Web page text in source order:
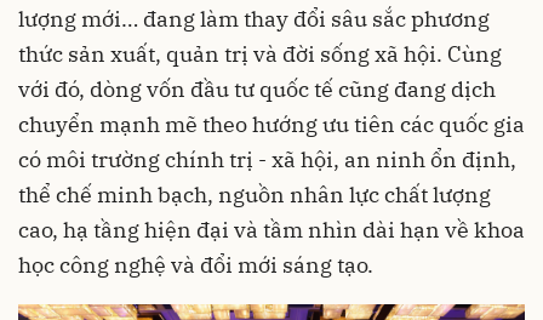
lượng mới… đang làm thay đổi sâu sắc phương
thức sản xuất, quản trị và đời sống xã hội. Cùng
với đó, dòng vốn đầu tư quốc tế cũng đang dịch
chuyển mạnh mẽ theo hướng ưu tiên các quốc gia
có môi trường chính trị - xã hội, an ninh ổn định,
thể chế minh bạch, nguồn nhân lực chất lượng
cao, hạ tầng hiện đại và tầm nhìn dài hạn về khoa
học công nghệ và đổi mới sáng tạo.